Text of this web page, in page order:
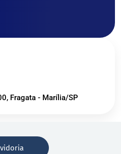
Fragata - Marília/SP